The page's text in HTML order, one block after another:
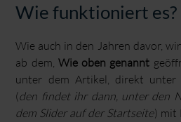
Wie funktioniert es?
Wie auch in den Jahren davor,
ab dem, Wie oben genannt
unter dem Artikel, direkt unter
(den findet ihr dann, unter den
dem Slider auf der Startseite) mit